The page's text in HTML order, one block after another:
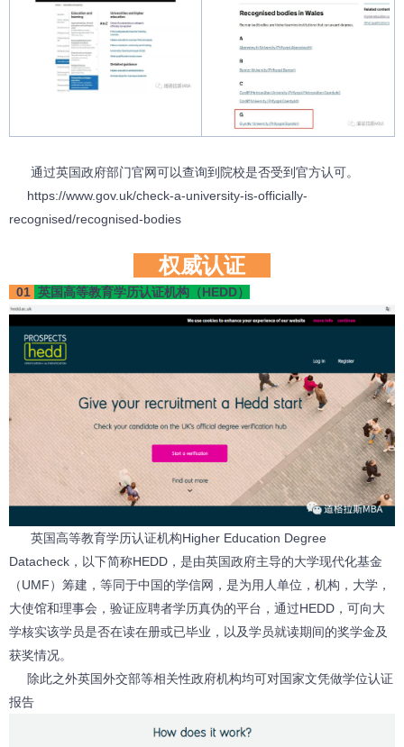
通过英国政府部门官网可以查询到院校是否受到官方认可。
https://www.gov.uk/check-a-university-is-officially-
recognised/recognised-bodies
权威认证
01 英国高等教育学历认证机构（HEDD）
英国高等教育学历认证机构Higher Education Degree
Datacheck，以下简称HEDD，是由英国政府主导的大学现代化基金
（UMF）筹建，等同于中国的学信网，是为用人单位，机构，大学，
大使馆和理事会，验证应聘者学历真伪的平台，通过HEDD，可向大
学核实该学员是否在读在册或已毕业，以及学员就读期间的奖学金及
获奖情况。
除此之外英国外交部等相关性政府机构均可对国家文凭做学位认证
报告